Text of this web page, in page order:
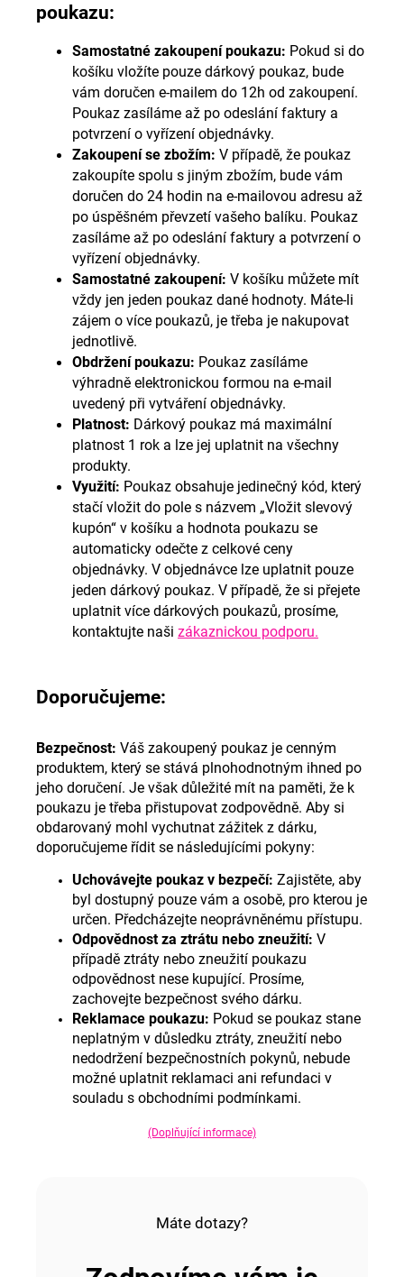
poukazu:
Samostatné zakoupení poukazu: Pokud si do
košíku vložíte pouze dárkový poukaz, bude
vám doručen e-mailem do 12h od zakoupení.
Poukaz zasíláme až po odeslání faktury a
potvrzení o vyřízení objednávky.
Zakoupení se zbožím: V případě, že poukaz
zakoupíte spolu s jiným zbožím, bude vám
doručen do 24 hodin na e-mailovou adresu až
po úspěšném převzetí vašeho balíku. Poukaz
zasíláme až po odeslání faktury a potvrzení o
vyřízení objednávky.
Samostatné zakoupení: V košíku můžete mít
vždy jen jeden poukaz dané hodnoty. Máte-li
zájem o více poukazů, je třeba je nakupovat
jednotlivě.
Obdržení poukazu: Poukaz zasíláme
výhradně elektronickou formou na e-mail
uvedený při vytváření objednávky.
Platnost: Dárkový poukaz má maximální
platnost 1 rok a lze jej uplatnit na všechny
produkty.
Využití: Poukaz obsahuje jedinečný kód, který
stačí vložit do pole s názvem „Vložit slevový
kupón“ v košíku a hodnota poukazu se
automaticky odečte z celkové ceny
objednávky. V objednávce lze uplatnit pouze
jeden dárkový poukaz. V případě, že si přejete
uplatnit více dárkových poukazů, prosíme,
kontaktujte naši zákaznickou podporu.
Doporučujeme:
Bezpečnost: Váš zakoupený poukaz je cenným
produktem, který se stává plnohodnotným ihned po
jeho doručení. Je však důležité mít na paměti, že k
poukazu je třeba přistupovat zodpovědně. Aby si
obdarovaný mohl vychutnat zážitek z dárku,
doporučujeme řídit se následujícími pokyny:
Uchovávejte poukaz v bezpečí: Zajistěte, aby
byl dostupný pouze vám a osobě, pro kterou je
určen. Předcházejte neoprávněnému přístupu.
Odpovědnost za ztrátu nebo zneužití: V
případě ztráty nebo zneužití poukazu
odpovědnost nese kupující. Prosíme,
zachovejte bezpečnost svého dárku.
Reklamace poukazu: Pokud se poukaz stane
neplatným v důsledku ztráty, zneužití nebo
nedodržení bezpečnostních pokynů, nebude
možné uplatnit reklamaci ani refundaci v
souladu s obchodními podmínkami.
(Doplňující informace)
Máte dotazy?